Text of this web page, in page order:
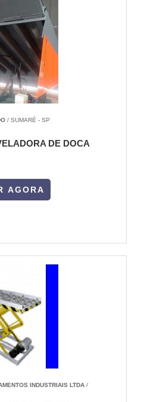
/ SUMARÉ - SP
DE DOCA
AGORA
INDUSTRIAIS LTDA /